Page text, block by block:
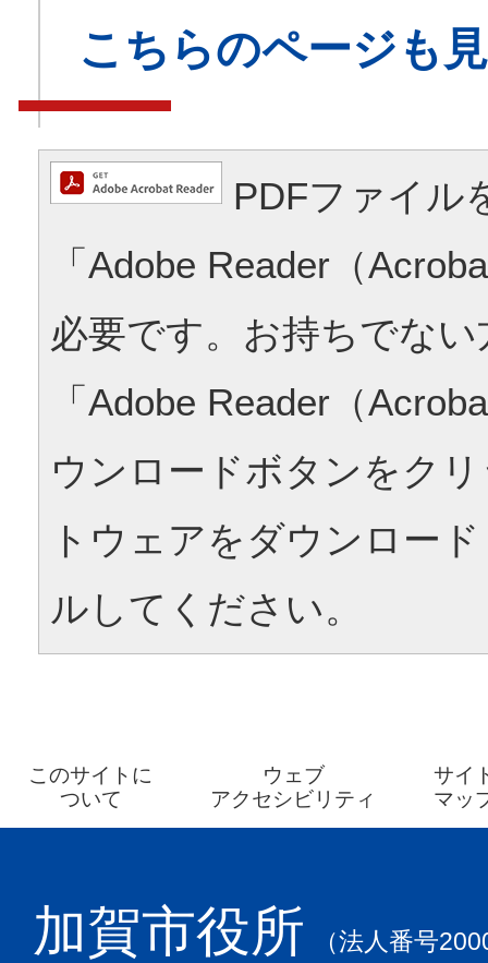
こちらのページも
PDFファイル
「Adobe Reader（
必要です。お持ちでな
「Adobe Reader（
ウンロードボタンをク
トウェアをダウンロー
ルしてください。
このサイトに
ついて
ウェブ
アクセシビリティ
サイ
マッ
加賀市役所 （法人番号